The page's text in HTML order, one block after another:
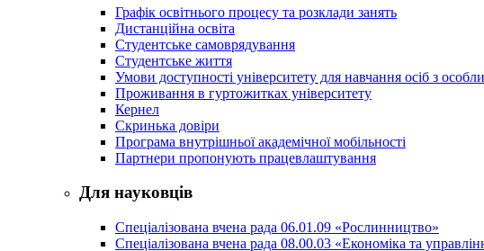
Графік освітнього процесу та розклади занять
Дистанційна освіта
Студентське самоврядування
Студентське життя
Умови доступності університету для навчання осіб з
Проживання в гуртожитках університету
Кернел
Скринька довіри
Програма внутрішньої академічної мобільності
Партнери пропонують працевлаштування
Для науковців
Спеціалізована вчена рада 06.01.09 «Рослинництво»
Спеціалізована вчена рада 08.00.03 «Економіка та